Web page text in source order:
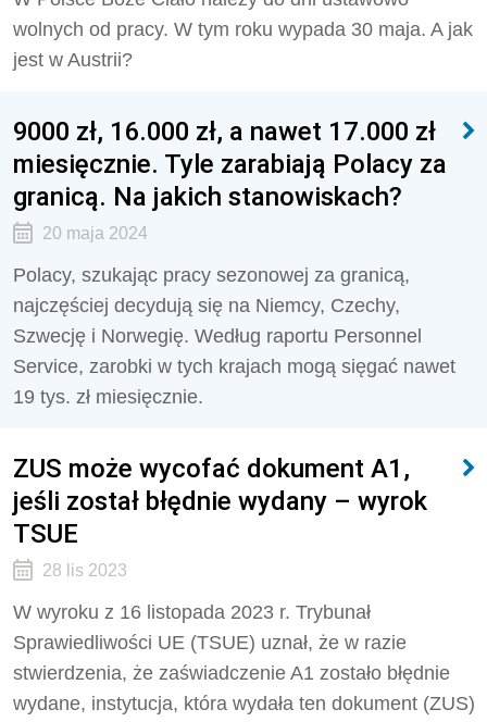
wolnych od pracy. W tym roku wypada 30 maja. A jak
jest w Austrii?
9000 zł, 16.000 zł, a nawet 17.000 zł
miesięcznie. Tyle zarabiają Polacy za
granicą. Na jakich stanowiskach?
20 maja 2024
Polacy, szukając pracy sezonowej za granicą,
najczęściej decydują się na Niemcy, Czechy,
Szwecję i Norwegię. Według raportu Personnel
Service, zarobki w tych krajach mogą sięgać nawet
19 tys. zł miesięcznie.
ZUS może wycofać dokument A1,
jeśli został błędnie wydany – wyrok
TSUE
28 lis 2023
W wyroku z 16 listopada 2023 r. Trybunał
Sprawiedliwości UE (TSUE) uznał, że w razie
stwierdzenia, że zaświadczenie A1 zostało błędnie
wydane, instytucja, która wydała ten dokument (ZUS)